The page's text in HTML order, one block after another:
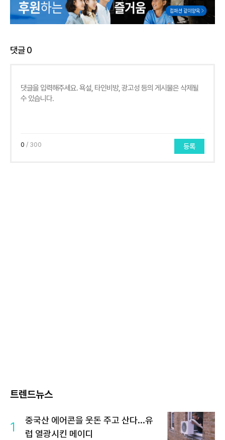
댓글0
0 / 300 등록
트렌드뉴스
1
중국산 에어콘을 웃돈 주고 산다...유
럽 열광시킨 메이디